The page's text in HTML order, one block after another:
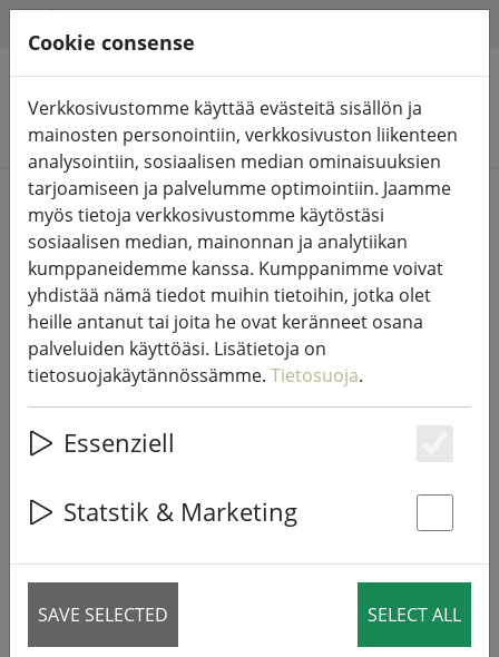
Hae tuotteita
Home LED-kynttilät sisä- ja ulkotiloissa
Sirius LED-kynttilä Smilla 3 kpl 7,5 x
10/12,5/15 cm ladattava valkoinen
‹ ›
Cookie consense
Verkkosivustomme käyttää evästeitä sisällön ja
mainosten personointiin, verkkosivuston liikenteen
analysointiin, sosiaalisen median ominaisuuksien
tarjoamiseen ja palvelumme optimointiin. Jaamme
myös tietoja verkkosivustomme käytöstäsi
sosiaalisen median, mainonnan ja analytiikan
kumppaneidemme kanssa. Kumppanimme voivat
yhdistää nämä tiedot muihin tietoihin, jotka olet
heille antanut tai joita he ovat keränneet osana
palveluiden käyttöäsi. Lisätietoja on
tietosuojakäytännössämme. Tietosuoja.
Essenziell
Statstik & Marketing
SAVE SELECTED SELECT ALL